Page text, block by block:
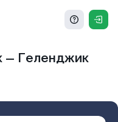
— Геленджик